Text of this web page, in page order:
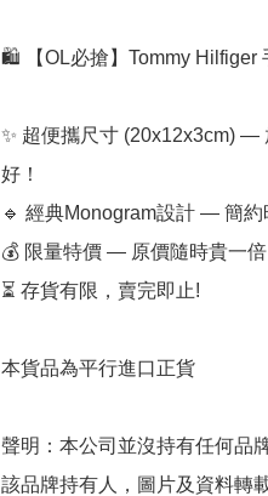
🛍️ 【OL必搶】Tommy Hilfiger
✨ 超便攜尺寸 (20x12x3cm) —
好！
🔹 經典Monogram設計 — 簡
💰 限量特價 — 原價隨時貴一
⏳ 存貨有限，賣完即止!
本貨品為平行進口正貨
聲明：本公司並沒持有任何品
該品牌持有人，圖片及資料轉